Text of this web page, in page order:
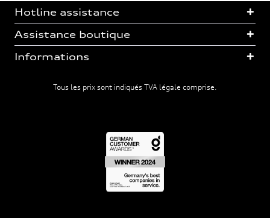
Hotline assistance
Assistance boutique
Informations
Tous les prix sont indiqués TVA légale comprise.